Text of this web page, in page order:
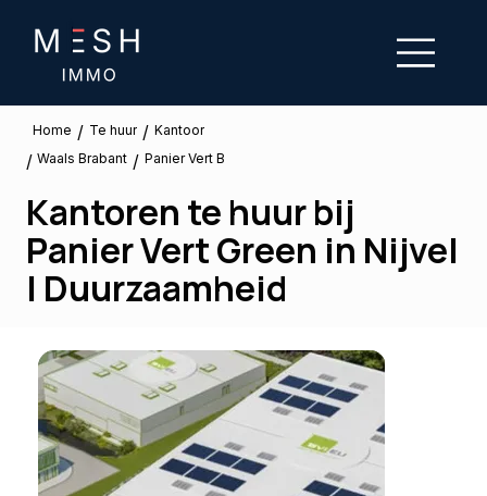
Home / Te huur / Kantoor
/ Waals Brabant / Panier Vert B
Kantoren te huur bij
Panier Vert Green in Nijvel
| Duurzaamheid